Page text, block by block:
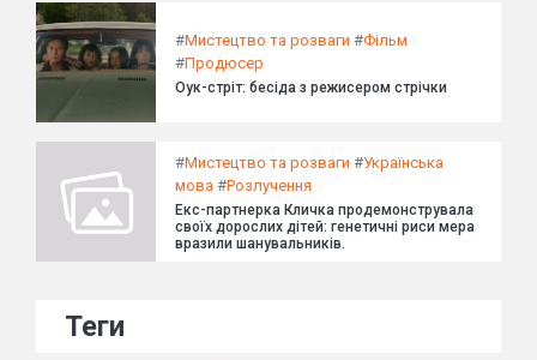
#Мистецтво та розваги #Фільм
#Продюсер
Оук-стріт: бесіда з режисером стрічки
#Мистецтво та розваги #Українська
мова #Розлучення
Екс-партнерка Кличка продемонструвала
своїх дорослих дітей: генетичні риси мера
вразили шанувальників.
Теги